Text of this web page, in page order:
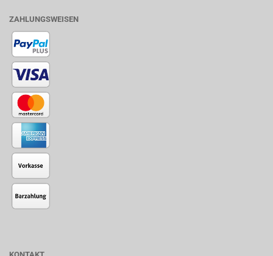
ZAHLUNGSWEISEN